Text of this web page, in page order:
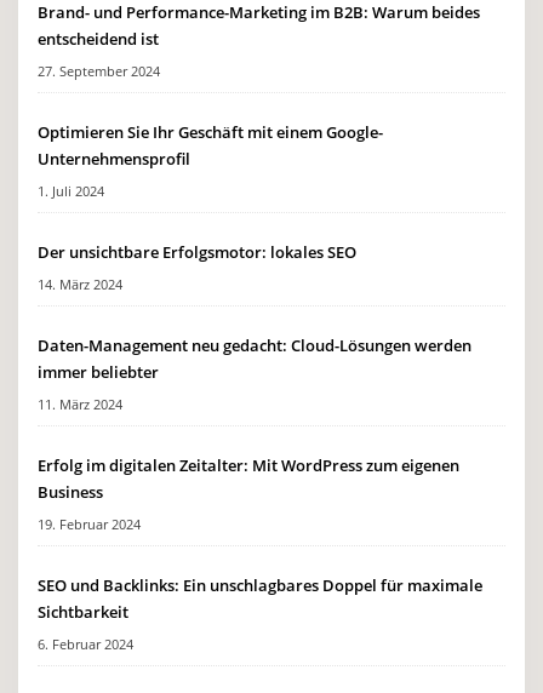
Brand- und Performance-Marketing im B2B: Warum beides
entscheidend ist
27. September 2024
Optimieren Sie Ihr Geschäft mit einem Google-
Unternehmensprofil
1. Juli 2024
Der unsichtbare Erfolgsmotor: lokales SEO
14. März 2024
Daten-Management neu gedacht: Cloud-Lösungen werden
immer beliebter
11. März 2024
Erfolg im digitalen Zeitalter: Mit WordPress zum eigenen
Business
19. Februar 2024
SEO und Backlinks: Ein unschlagbares Doppel für maximale
Sichtbarkeit
6. Februar 2024